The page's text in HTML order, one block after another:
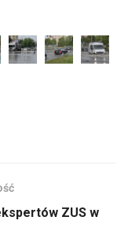
ZUS w